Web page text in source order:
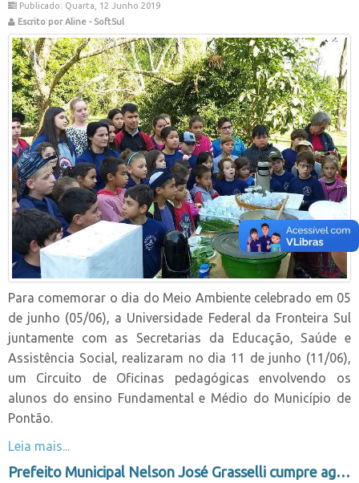
Publicado: Quarta, 12 Junho 2019
Escrito por Aline - SoftSul
Para comemorar o dia do Meio Ambiente celebrado em 05
de junho (05/06), a Universidade Federal da Fronteira Sul
juntamente com as Secretarias da Educação, Saúde e
Assistência Social, realizaram no dia 11 de junho (11/06),
um Circuito de Oficinas pedagógicas envolvendo os
alunos do ensino Fundamental e Médio do Município de
Pontão.
Leia mais...
Prefeito Municipal Nelson José Grasselli cumpre agenda em Brasília